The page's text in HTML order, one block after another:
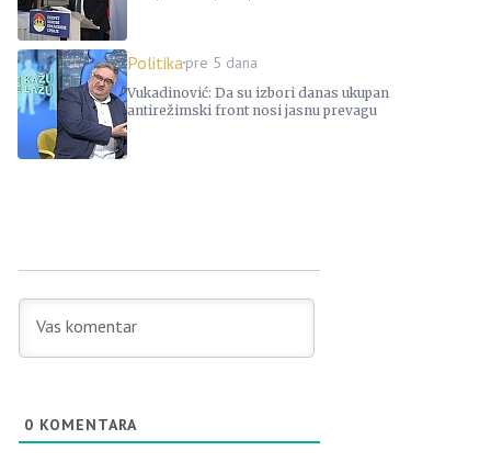
Politikapre 5 dana
Vukadinović: Da su izbori danas ukupan
antirežimski front nosi jasnu prevagu
0 KOMENTARA